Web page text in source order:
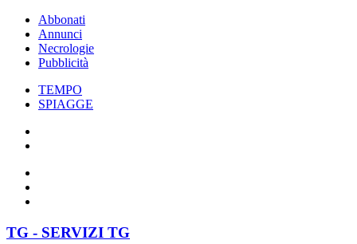
Abbonati
Annunci
Necrologie
Pubblicità
TEMPO
SPIAGGE
TG - SERVIZI TG